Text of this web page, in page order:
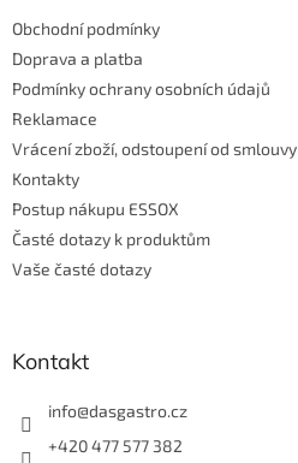
Obchodní podmínky
Doprava a platba
Podmínky ochrany osobních údajů
Reklamace
Vrácení zboží, odstoupení od smlouvy
Kontakty
Postup nákupu ESSOX
Časté dotazy k produktům
Vaše časté dotazy
Kontakt
info@dasgastro.cz
+420 477 577 382